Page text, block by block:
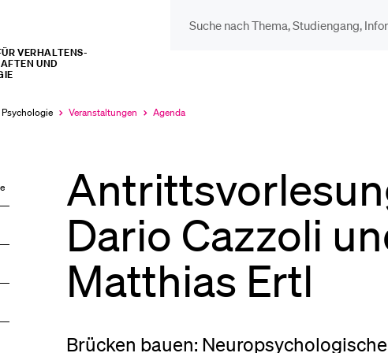
VERHALTENS-
UND
Aktuell
Veranstaltungen
Aktuell
Agenda
Dario Cazzoli
Matthias Ertl
Brücken bauen:
Schulklassen und
Studien­interessierte
Studierende